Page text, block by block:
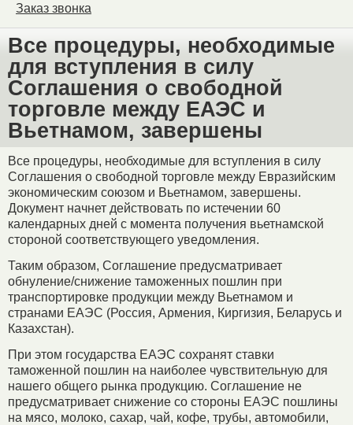
Заказ звонка
Все процедуры, необходимые
для вступления в силу
Соглашения о свободной
торговле между ЕАЭС и
Вьетнамом, завершены
Все процедуры, необходимые для вступления в силу
Соглашения о свободной торговле между Евразийским
экономическим союзом и Вьетнамом, завершены.
Документ начнет действовать по истечении 60
календарных дней с момента получения вьетнамской
стороной соответствующего уведомления.
Таким образом, Соглашение предусматривает
обнуление/снижение таможенных пошлин при
транспортировке продукции между Вьетнамом и
странами ЕАЭС (Россия, Армения, Киргизия, Беларусь и
Казахстан).
При этом государства ЕАЭС сохранят ставки
таможенной пошлин на наиболее чувствительную для
нашего общего рынка продукцию. Соглашение не
предусматривает снижение со стороны ЕАЭС пошлины
на мясо, молоко, сахар, чай, кофе, трубы, автомобили,